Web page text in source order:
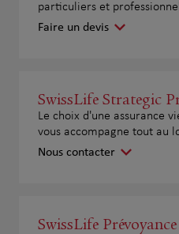
particuliers et
Faire un devis
SwissLife Strategic
Le choix d'une assurance
vous accompagne tout au
Nous contacter
SwissLife